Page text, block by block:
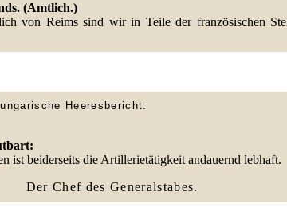
(Amtlich.)
von Reims sind wir in Teile der französischen
Heeresbericht:
ist beiderseits die Artillerietätigkeit andauernd lebhaft.
Der Chef des Generalstabes.